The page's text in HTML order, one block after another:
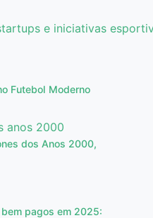
e iniciativas
Futebol Moderno
dos Anos 2000,
pagos em 2025: